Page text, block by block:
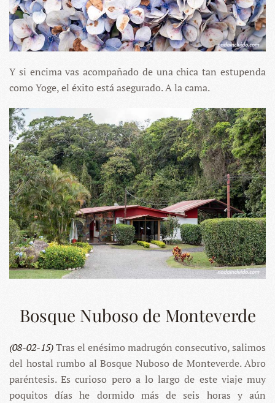
Y si encima vas acompañado de una chica tan estupenda
como Yoge, el éxito está asegurado.A la cama.
Bosque Nuboso de Monteverde
(08-02-15)Tras el enésimo madrugón consecutivo, salimos
del hostal rumbo al Bosque Nuboso de Monteverde. Abro
paréntesis. Es curioso pero a lo largo de este viaje muy
poquitos días he dormido más de seis horas y aún